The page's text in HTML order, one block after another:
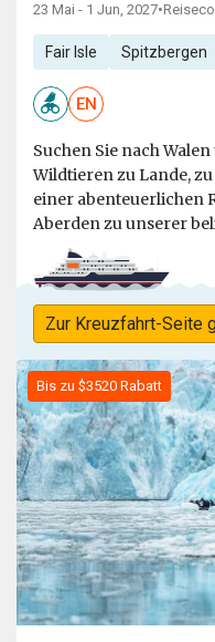
23 Mai - 1 Jun, 2027•
Fair Isle Spitzbergen
EN
Suchen Sie nach
Wildtieren zu Lande,
einer abenteuerlichen
Aberden zu unserer
Zur Kreuzfahrt-Seite
Bis zu $3520 Rabatt